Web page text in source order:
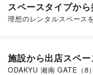
スペースタイプから
理想のレンタルスペース
施設から出店スペ
ODAKYU 湘南 GATE （8）